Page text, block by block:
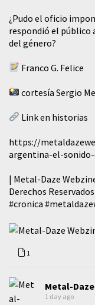
¿Pudo el oficio
respondió el público
del género?
Franco G. Felice
cortesía Sergio
Link en historias
https://
argentina-el-
| Metal-Daze
Derechos
#cronica
1
Metal-
1 day ago